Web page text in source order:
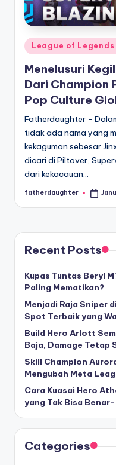
-
S
p
o
r
t
s
analisis,
dan
liputan
mendalam
seputar
dunia
e-
sport
Posted
in
League of Legends
Menelusuri
Dari Champion
Pop Culture
Fatherdaughter -
tidak ada nama yang
kekaguman sebesar
dicari di Piltover,
dari kekacauan…
Posted
fatherdaughter
Recent Posts
Kupas Tuntas Beryl
Paling Mematikan?
Menjadi Raja Sniper
Spot Terbaik yang
Build Hero Arlott
Baja, Damage Tetap
Skill Champion
Mengubah Meta
Cara Kuasai Hero
yang Tak Bisa
Categories